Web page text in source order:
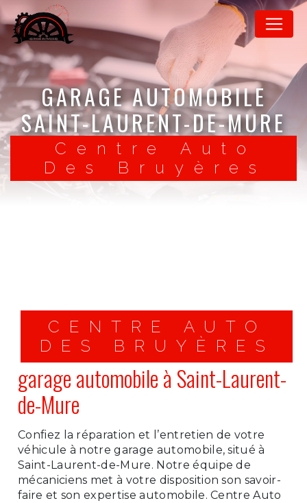
GARAGE AUTOMOBILE
SAINT-LAURENT-DE-MURE
Centre Auto
Des Bruyères
CENTRE AUTO
DES BRUYÈRES
garage automobile à Saint-Laurent-
de-Mure
Confiez la réparation et l’entretien de votre
véhicule à notre garage automobile, situé à
Saint-Laurent-de-Mure. Notre équipe de
mécaniciens met à votre disposition son savoir-
faire et son expertise automobile. Centre Auto
Panneau de gestion des cookies